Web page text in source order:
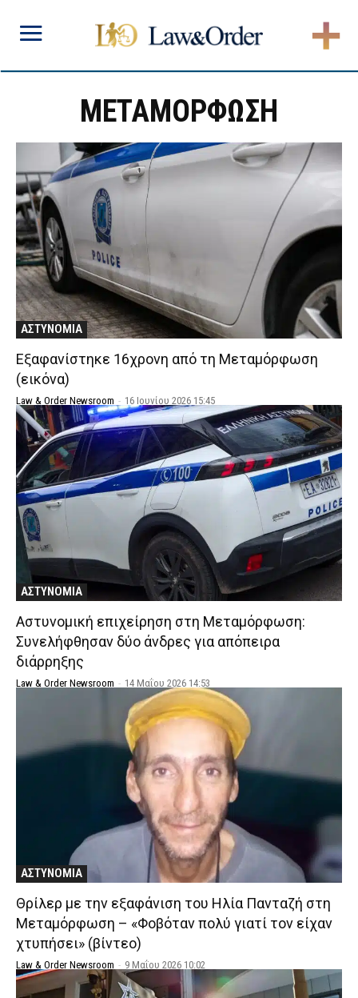
ΜΕΤΑΜΟΡΦΩΣΗ
ΑΣΤΥΝΟΜΙΑ
Εξαφανίστηκε 16χρονη από τη Μεταμόρφωση
(εικόνα)
Law & Order Newsroom - 16 Ιουνίου 2026 15:45
ΑΣΤΥΝΟΜΙΑ
Αστυνομική επιχείρηση στη Μεταμόρφωση:
Συνελήφθησαν δύο άνδρες για απόπειρα
διάρρηξης
Law & Order Newsroom - 14 Μαΐου 2026 14:53
ΑΣΤΥΝΟΜΙΑ
Θρίλερ με την εξαφάνιση του Ηλία Πανταζή στη
Μεταμόρφωση – «Φοβόταν πολύ γιατί τον είχαν
χτυπήσει» (βίντεο)
Law & Order Newsroom - 9 Μαΐου 2026 10:02